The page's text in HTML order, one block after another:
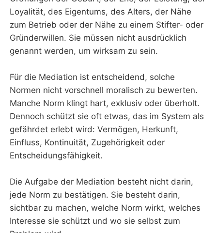
Loyalität, des Eigentums, des Alters, der Nähe
zum Betrieb oder der Nähe zu einem Stifter- oder
Gründerwillen. Sie müssen nicht ausdrücklich
genannt werden, um wirksam zu sein.
Für die Mediation ist entscheidend, solche
Normen nicht vorschnell moralisch zu bewerten.
Manche Norm klingt hart, exklusiv oder überholt.
Dennoch schützt sie oft etwas, das im System als
gefährdet erlebt wird: Vermögen, Herkunft,
Einfluss, Kontinuität, Zugehörigkeit oder
Entscheidungsfähigkeit.
Die Aufgabe der Mediation besteht nicht darin,
jede Norm zu bestätigen. Sie besteht darin,
sichtbar zu machen, welche Norm wirkt, welches
Interesse sie schützt und wo sie selbst zum